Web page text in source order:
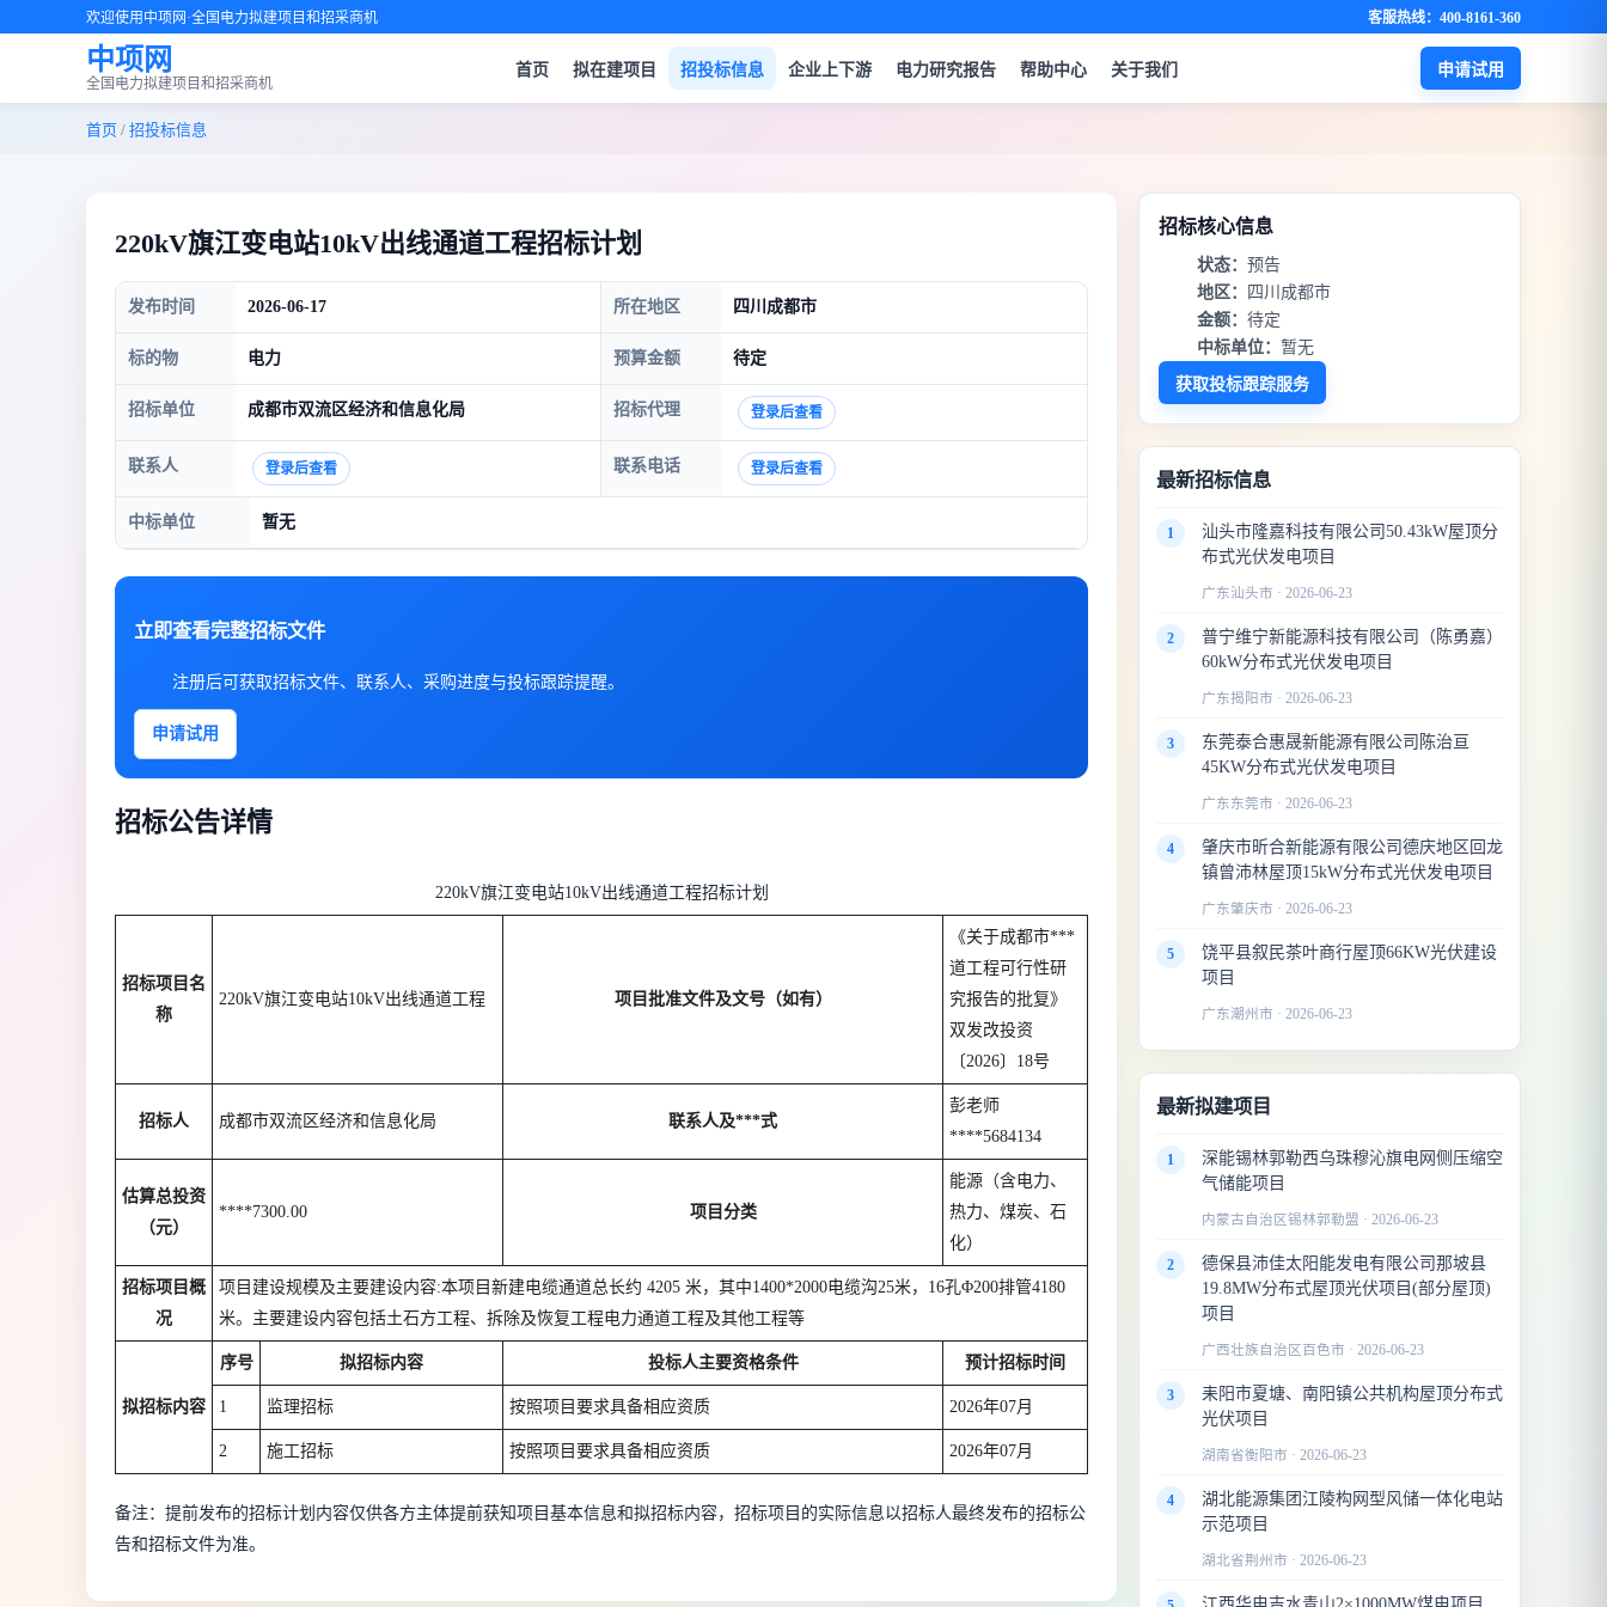
欢迎使用中项网·全国电力拟建项目和招采商机 客服热线：400-8161-360
中项网
全国电力拟建项目和招采商机
首页 拟在建项目 招投标信息 企业上下游 电力研究报告 帮助中心 关于我们 申请试用
首页 / 招投标信息
220kV旗江变电站10kV出线通道工程招标计划
发布时间 2026-06-17 所在地区 四川成都市
标的物 电力 预算金额 待定
招标单位 成都市双流区经济和信息化局 招标代理 登录后查看
联系人 登录后查看 联系电话 登录后查看
中标单位 暂无
立即查看完整招标文件
注册后可获取招标文件、联系人、采购进度与投标跟踪提醒。
申请试用
招标公告详情
220kV旗江变电站10kV出线通道工程招标计划
招标项目名
称
220kV旗江变电站10kV出线通道工程 项目批准文件及文号（如有）
《关于成都市***
道工程可行性研
究报告的批复》
双发改投资
〔2026〕18号
招标人 成都市双流区经济和信息化局 联系人及***式
彭老师
****5684134
估算总投资
（元）
****7300.00 项目分类
能源（含电力、
热力、煤炭、石
化）
招标项目概
况
项目建设规模及主要建设内容:本项目新建电缆通道总长约 4205 米，其中1400*2000电缆沟25米，16孔Φ200排管4180
米。主要建设内容包括土石方工程、拆除及恢复工程电力通道工程及其他工程等
拟招标内容
序号 拟招标内容 投标人主要资格条件 预计招标时间
1 监理招标 按照项目要求具备相应资质 2026年07月
2 施工招标 按照项目要求具备相应资质 2026年07月
备注：提前发布的招标计划内容仅供各方主体提前获知项目基本信息和拟招标内容，招标项目的实际信息以招标人最终发布的招标公
告和招标文件为准。
招标核心信息
状态： 预告
地区：
四川成都市
金额： 待定
中标单位： 暂无
获取投标跟踪服务
最新招标信息
1
汕头市隆嘉科技有限公司50.43kW屋顶分
布式光伏发电项目
广东汕头市 · 2026-06-23
2
普宁维宁新能源科技有限公司（陈勇嘉）
60kW分布式光伏发电项目
广东揭阳市 · 2026-06-23
3
东莞泰合惠晟新能源有限公司陈治亘
45KW分布式光伏发电项目
广东东莞市 · 2026-06-23
4
肇庆市昕合新能源有限公司德庆地区回龙
镇曾沛林屋顶15kW分布式光伏发电项目
广东肇庆市 · 2026-06-23
5
饶平县叙民茶叶商行屋顶66KW光伏建设
项目
广东潮州市 · 2026-06-23
最新拟建项目
1
深能锡林郭勒西乌珠穆沁旗电网侧压缩空
气储能项目
内蒙古自治区锡林郭勒盟 · 2026-06-23
2
德保县沛佳太阳能发电有限公司那坡县
19.8MW分布式屋顶光伏项目(部分屋顶)
项目
广西壮族自治区百色市 · 2026-06-23
3
耒阳市夏塘、南阳镇公共机构屋顶分布式
光伏项目
湖南省衡阳市 · 2026-06-23
4
湖北能源集团江陵构网型风储一体化电站
示范项目
湖北省荆州市 · 2026-06-23